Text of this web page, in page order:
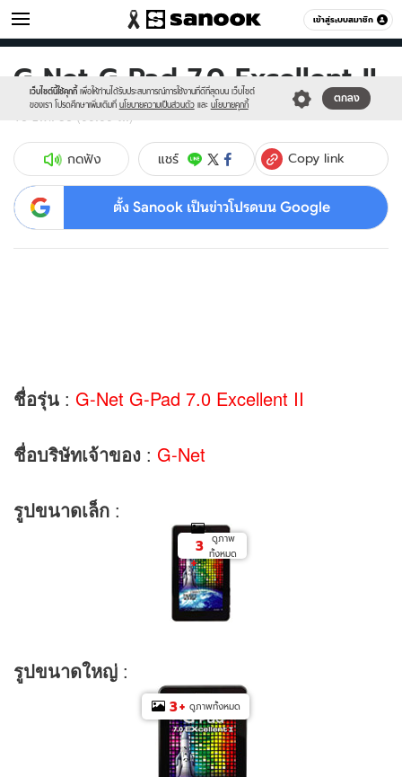
เข้าสู่ระบบสมาชิก
ไอที หมวดอื่นๆ
เว็บไซต์นี้ใช้คุกกี้ เพื่อให้ท่านได้รับประสบการณ์การใช้งานที่ดีที่สุดบน เว็บไซต์
ของเรา โปรดศึกษาเพิ่มเติมที่ นโยบายความเป็นส่วนตัว และ นโยบายคุกกี้
ตกลง
Sanook
//s.isanook.com/sr/0/images/logo-
new-
sanook.png
600
60
G-Net G-Pad 7.0 Excellent II
16 ธ.ค. 56 (00:00 น.)
กดฟัง แชร์ Copy link
ตั้ง Sanook เป็นข่าวโปรดบน Google
ชื่อรุ่น : G-Net G-Pad 7.0 Excellent II
ชื่อบริษัทเจ้าของ : G-Net
รูปขนาดเล็ก :
3
+
ดูภาพ
ทั้งหมด
รูปขนาดใหญ่ :
3+ ดูภาพทั้งหมด